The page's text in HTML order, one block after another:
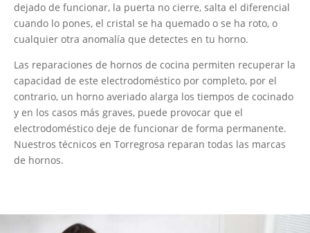
dejado de funcionar, la puerta no cierre, salta el diferencial
cuando lo pones, el cristal se ha quemado o se ha roto, o
cualquier otra anomalía que detectes en tu horno.
Las reparaciones de hornos de cocina permiten recuperar la
capacidad de este electrodoméstico por completo, por el
contrario, un horno averiado alarga los tiempos de cocinado
y en los casos más graves, puede provocar que el
electrodoméstico deje de funcionar de forma permanente.
Nuestros técnicos en Torregrosa reparan todas las marcas
de hornos.